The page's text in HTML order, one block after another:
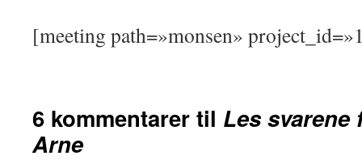
[meeting path=»monsen»
6 kommentarer til Les svarene
Arne